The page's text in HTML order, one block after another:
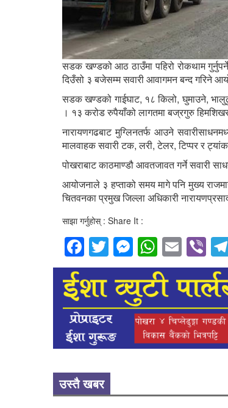
सडक खण्डको आठ ठाउँमा पहिरो रोकथाम
दिउँसो ३ बजेसम्म सवारी आवागमन बन्द गरिने
सडक खण्डको गाईघाट, १८ किलो, घुमाउने,
। १३ करोड रुपैयाँको लागतमा बज्रगुरु
नारायणगढबाट मुग्लिनतर्फ आउने
मालवाहक सवारी टक, लरी, टेलर, टिप्पर र
पोखराबाट काठमाण्डौ आवतजावत गर्ने सवारी
आयोजनाले ३ हप्ताको समय मागे पनि मुख्य
चितवनका प्रमुख जिल्ला अधिकारी
साझा गर्नुहोस् : Share It :
Facebook
Twitter
उस्तै खबर